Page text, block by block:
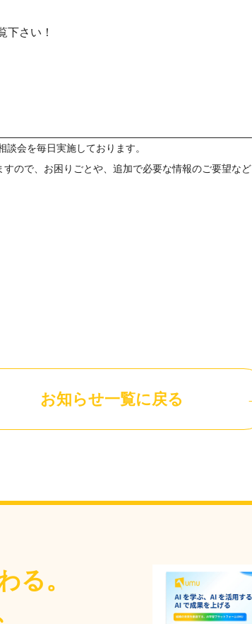
ーニン
下さい！
会を毎日実施しております。
ので、お困りごとや、追加で必要な情報のご要望など
お知らせ一覧に戻る
る。